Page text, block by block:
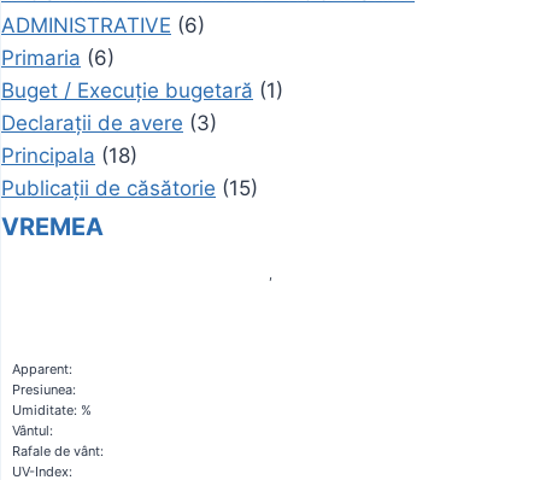
ADMINISTRATIVE (6)
Primaria (6)
Buget / Execuție bugetară (1)
Declarații de avere (3)
Principala (18)
Publicații de căsătorie (15)
VREMEA
,
Apparent:
Presiunea:
Umiditate: %
Vântul:
Rafale de vânt:
UV-Index: